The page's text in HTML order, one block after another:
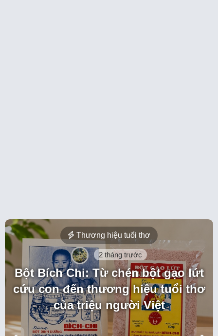
Thương hiệu tuổi thơ
2 tháng trước
Bột Bích Chi: Từ chén bột gạo lứt
cứu con đến thương hiệu tuổi thơ
của triệu người Việt